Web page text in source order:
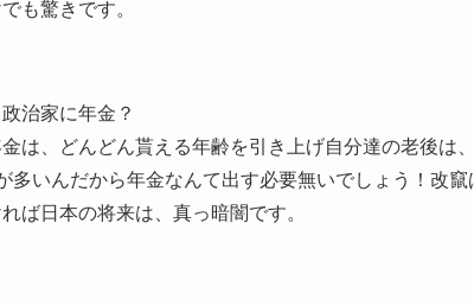
も驚きです。
治家に年金？
は、どんどん貰える年齢を引き上げ自分達の老後は
多いんだから年金なんて出す必要無いでしょう！改
ば日本の将来は、真っ暗闇です。